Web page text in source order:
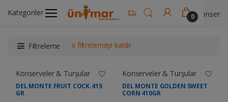
Kategoriler 0
Ünimar Anasayfa Gıda & Yemek Ürünleri
Filtreleme x filtrelemeyi kaldır
Konserveler & Turşular
DEL MONTE FRUIT COCK.415
GR
Konserveler & Turşular
DEL MONTE GOLDEN SWEET
CORN 410GR